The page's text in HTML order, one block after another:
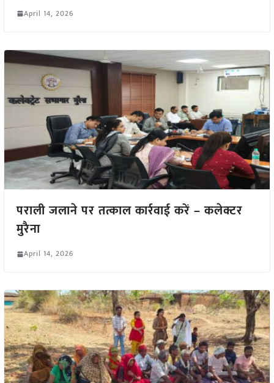
April 14, 2026
पराली जलाने पर तत्काल कार्रवाई करें – कलेक्टर
मुरैना
April 14, 2026